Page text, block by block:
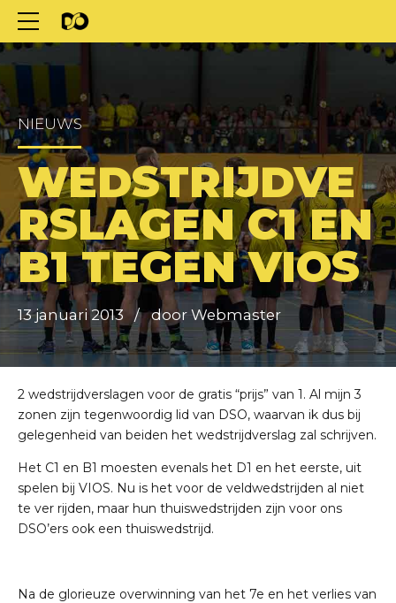
NIEUWS
WEDSTRIJDVE
RSLAGEN C1 EN
B1 TEGEN VIOS
13 januari 2013 door Webmaster
2 wedstrijdverslagen voor de gratis “prijs” van 1. Al mijn 3
zonen zijn tegenwoordig lid van DSO, waarvan ik dus bij
gelegenheid van beiden het wedstrijdverslag zal schrijven.
Het C1 en B1 moesten evenals het D1 en het eerste, uit
spelen bij VIOS. Nu is het voor de veldwedstrijden al niet
te ver rijden, maar hun thuiswedstrijden zijn voor ons
DSO’ers ook een thuiswedstrijd.
Na de glorieuze overwinning van het 7e en het verlies van